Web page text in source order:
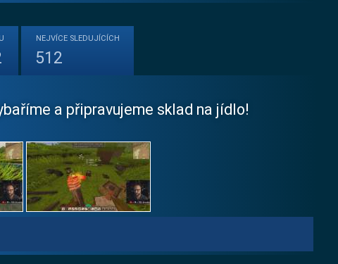
NEJVÍCE SLEDUJÍCÍCH
512
a připravujeme sklad na jídlo!